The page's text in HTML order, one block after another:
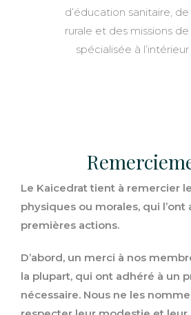
d’éducation sanitaire,
rurale et des missions
spécialisée à l’intérieur
Le Kaicedrat tient à remercier
physiques ou morales, qui l’ont
premières actions.
D’abord, un merci à nos
la plupart, qui ont adhéré à un
nécessaire. Nous ne les